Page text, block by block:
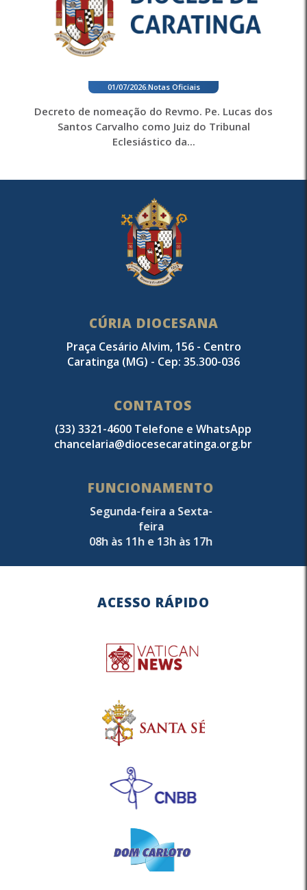
01/07/2026. Notas Oficiais
Decreto de nomeação do Revmo. Pe. Lucas dos
Santos Carvalho como Juiz do Tribunal
Eclesiástico da...
CÚRIA DIOCESANA
Praça Cesário Alvim, 156 - Centro
Caratinga (MG) - Cep: 35.300-036
CONTATOS
(33) 3321-4600 Telefone e WhatsApp
chancelaria@diocesecaratinga.org.br
FUNCIONAMENTO
Segunda-feira a Sexta-
feira
08h às 11h e 13h às 17h
ACESSO RÁPIDO